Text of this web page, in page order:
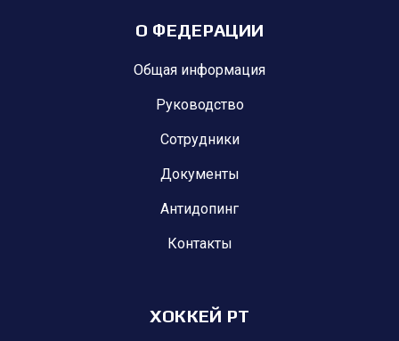
О ФЕДЕРАЦИИ
Общая информация
Руководство
Сотрудники
Документы
Антидопинг
Контакты
ХОККЕЙ РТ